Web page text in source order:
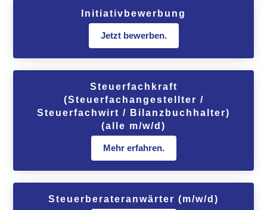
Initiativbewerbung
Jetzt bewerben.
Steuerfachkraft
(Steuerfachangestellter /
Steuerfachwirt / Bilanzbuchhalter)
(alle m/w/d)
Mehr erfahren.
Steuerberateranwärter (m/w/d)